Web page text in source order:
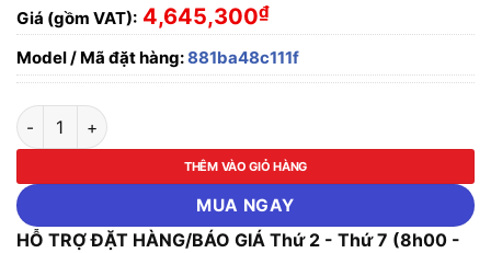
Giá (gồm VAT): 4,645,300₫
Model / Mã đặt hàng:881ba48c111f
BỘ ĐÈN LẮP NỔI PARAGON PALD6L/30/40 CÔNG SUẤT 7W
THÊM VÀO GIỎ HÀNG
MUA NGAY
HỖ TRỢ ĐẶT HÀNG/BÁO GIÁ Thứ 2 - Thứ 7 (8h00 -